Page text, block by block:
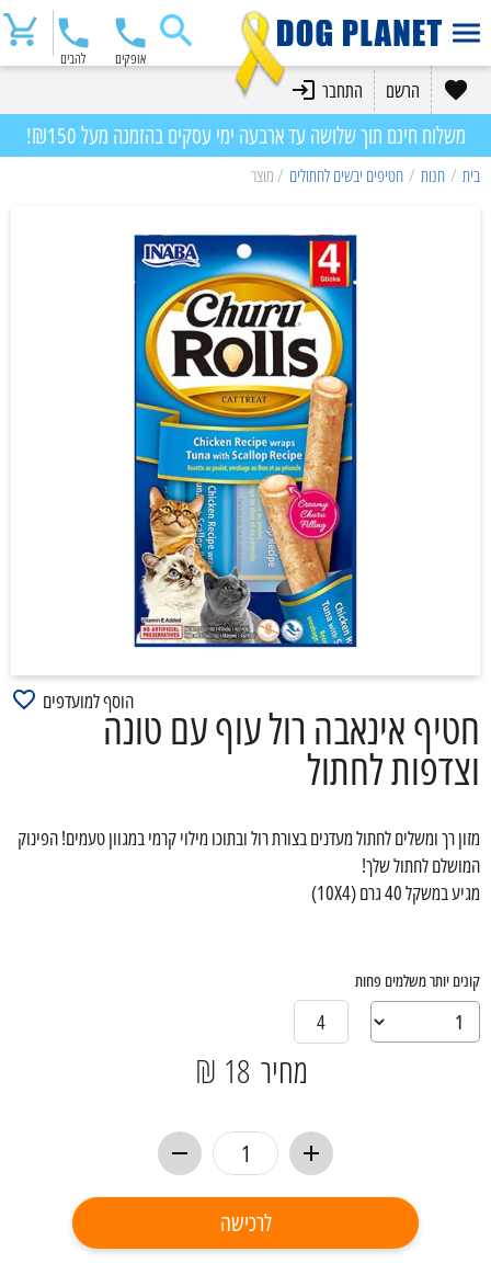
אופקים להבים
הרשם התחבר
משלוח חינם תוך שלושה עד ארבעה ימי עסקים בהזמנה מעל ₪150!
בית / חנות / חטיפים יבשים לחתולים / מוצר
חטיף אינאבה רול עוף עם טונה
וצדפות לחתול
הוסף למועדפים
מזון רך ומשלים לחתול מעדנים בצורת רול ובתוכו מילוי קרמי במגוון טעמים! הפינוק
המושלם לחתול שלך!
מגיע במשקל 40 גרם (10X4)
קונים יותר משלמים פחות
4
מחיר 18 ₪
לרכישה